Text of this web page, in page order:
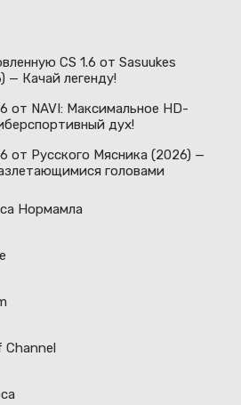
CS 1.6 от Sasuukes
— Качай легенду!
от NAVI: Максимальное HD-
дух!
от Русского Мясника (2026) —
головами
Нормамла
Channel